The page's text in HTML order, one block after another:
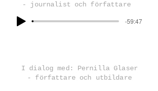
-59:47
- journalist och författare
I dialog med: Pernilla Glaser
- författare och utbildare